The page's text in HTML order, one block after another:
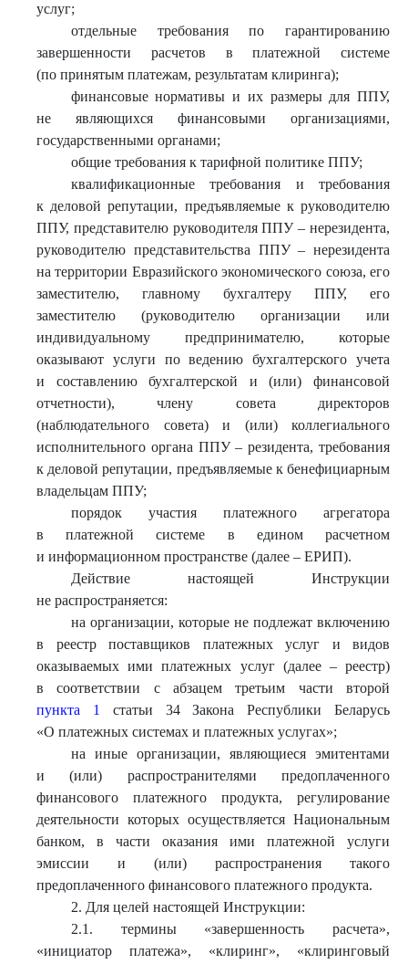
услуг;
отдельные требования по гарантированию
завершенности расчетов в платежной системе
(по принятым платежам, результатам клиринга);
финансовые нормативы и их размеры для ППУ,
не являющихся финансовыми организациями,
государственными органами;
общие требования к тарифной политике ППУ;
квалификационные требования и требования
к деловой репутации, предъявляемые к руководителю
ППУ, представителю руководителя ППУ – нерезидента,
руководителю представительства ППУ – нерезидента
на территории Евразийского экономического союза, его
заместителю, главному бухгалтеру ППУ, его
заместителю (руководителю организации или
индивидуальному предпринимателю, которые
оказывают услуги по ведению бухгалтерского учета
и составлению бухгалтерской и (или) финансовой
отчетности), члену совета директоров
(наблюдательного совета) и (или) коллегиального
исполнительного органа ППУ – резидента, требования
к деловой репутации, предъявляемые к бенефициарным
владельцам ППУ;
порядок участия платежного агрегатора
в платежной системе в едином расчетном
и информационном пространстве (далее – ЕРИП).
Действие настоящей Инструкции
не распространяется:
на организации, которые не подлежат включению
в реестр поставщиков платежных услуг и видов
оказываемых ими платежных услуг (далее – реестр)
в соответствии с абзацем третьим части второй
пункта 1
статьи 34 Закона Республики Беларусь
«О платежных системах и платежных услугах»;
на иные организации, являющиеся эмитентами
и (или) распространителями предоплаченного
финансового платежного продукта, регулирование
деятельности которых осуществляется Национальным
банком, в части оказания ими платежной услуги
эмиссии и (или) распространения такого
предоплаченного финансового платежного продукта.
2. Для целей настоящей Инструкции:
2.1. термины «завершенность расчета»,
«инициатор платежа», «клиринг», «клиринговый